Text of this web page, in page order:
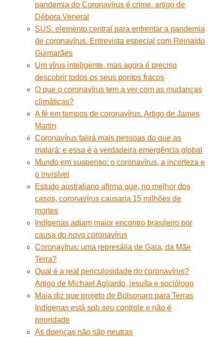
pandemia do Coronavírus é crime, artigo de
Débora Veneral
SUS: elemento central para enfrentar a pandemia
de coronavírus. Entrevista especial com Reinaldo
Guimarães
Um vírus inteligente, mas agora é preciso
descobrir todos os seus pontos fracos
O que o coronavírus tem a ver com as mudanças
climáticas?
A fé em tempos de coronavírus. Artigo de James
Martin
Coronavírus falirá mais pessoas do que as
matará: e essa é a verdadeira emergência global
Mundo em suspenso: o coronavírus, a incerteza e
o invisível
Estudo australiano afirma que, no melhor dos
casos, coronavírus causaria 15 milhões de
mortes
Indígenas adiam maior encontro brasileiro por
causa do novo coronavírus
Coronavírus: uma represália de Gaia, da Mãe
Terra?
Qual é a real periculosidade do coronavírus?
Artigo de Michael Agliardo, jesuíta e sociólogo
Maia diz que projeto de Bolsonaro para Terras
Indígenas está sob seu controle e não é
prioridade
As doenças não são neutras